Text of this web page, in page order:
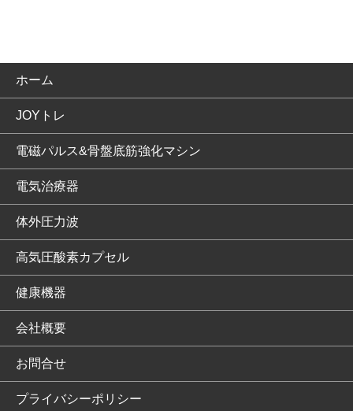
ホーム
JOYトレ
電磁パルス&骨盤底筋強化マシン
電気治療器
体外圧力波
高気圧酸素カプセル
健康機器
会社概要
お問合せ
プライバシーポリシー